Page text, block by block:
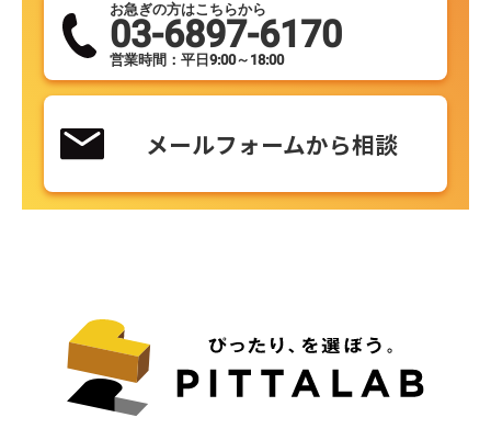
お急ぎの方はこちらから
03-6897-6170
営業時間：平日9:00～18:00
メールフォームから相談